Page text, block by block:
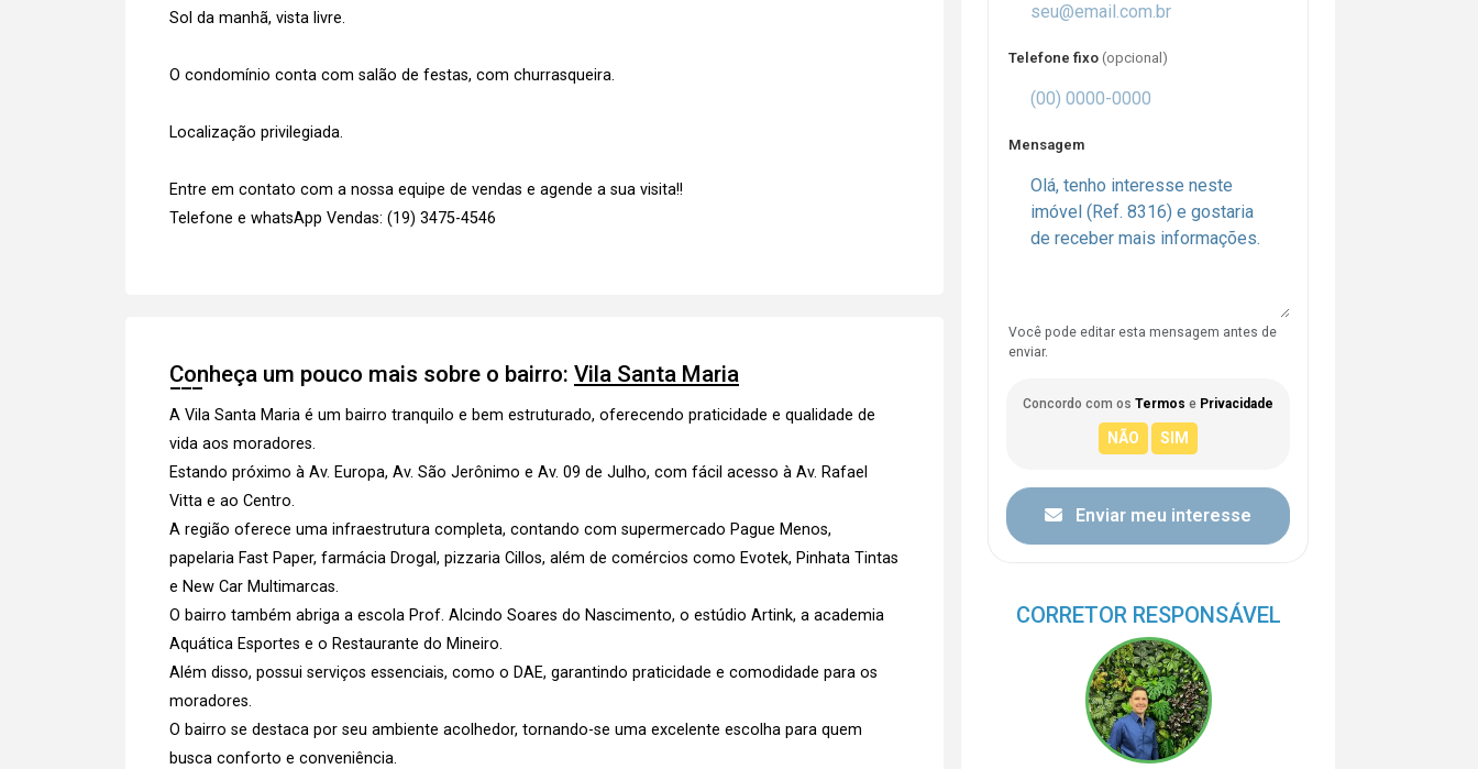
Sol da manhã, vista livre.
O condomínio conta com salão de festas, com churrasqueira.
Localização privilegiada.
Entre em contato com a nossa equipe de vendas e agende a sua visita!!
Telefone e whatsApp Vendas: (19) 3475-4546
Conheça um pouco mais sobre o bairro: Vila Santa Maria
A Vila Santa Maria é um bairro tranquilo e bem estruturado, oferecendo praticidade e qualidade de
vida aos moradores.
Estando próximo à Av. Europa, Av. São Jerônimo e Av. 09 de Julho, com fácil acesso à Av. Rafael
Vitta e ao Centro.
A região oferece uma infraestrutura completa, contando com supermercado Pague Menos,
papelaria Fast Paper, farmácia Drogal, pizzaria Cillos, além de comércios como Evotek, Pinhata Tintas
e New Car Multimarcas.
O bairro também abriga a escola Prof. Alcindo Soares do Nascimento, o estúdio Artink, a academia
Aquática Esportes e o Restaurante do Mineiro.
Além disso, possui serviços essenciais, como o DAE, garantindo praticidade e comodidade para os
moradores.
O bairro se destaca por seu ambiente acolhedor, tornando-se uma excelente escolha para quem
busca conforto e conveniência.
Telefone fixo (opcional)
Mensagem
Você pode editar esta mensagem antes de
enviar.
Concordo com os Termos e Privacidade
Enviar meu interesse
CORRETOR RESPONSÁVEL